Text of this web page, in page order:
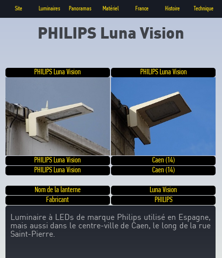
Site Luminaires Panoramas Matériel France Histoire Technique
PHILIPS Luna Vision
PHILIPS Luna Vision PHILIPS Luna Vision
PHILIPS Luna Vision
Caen (14)
PHILIPS Luna Vision
Caen (14)
Nom de la lanterne
Luna Vision
Fabricant
PHILIPS
Luminaire à LEDs de marque Philips utilisé en Espagne,
mais aussi dans le centre-ville de Caen, le long de la rue
Saint-Pierre.